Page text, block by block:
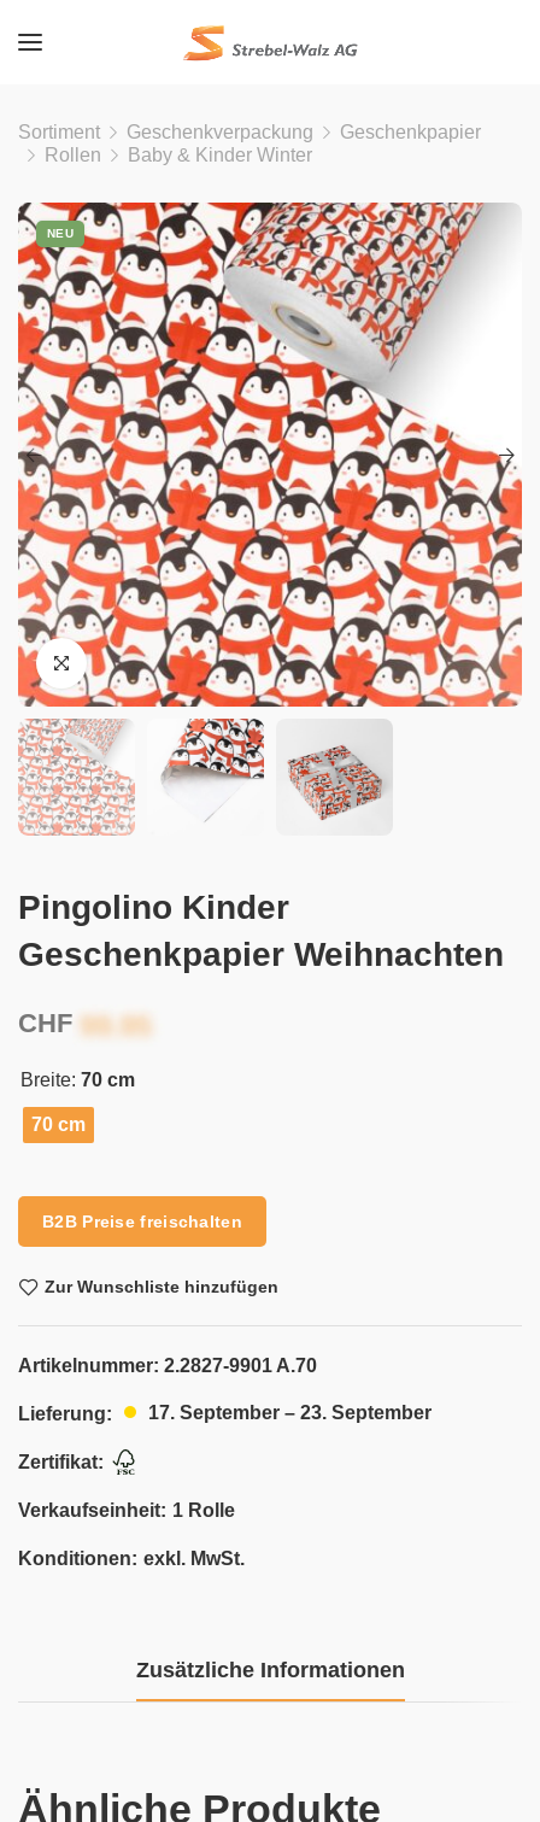
Sortiment Geschenkverpackung
Geschenkpapier
Rollen
Baby & Kinder Winter
NEU
Pingolino Kinder
Geschenkpapier Weihnachten
CHF
Breite: 70 cm
70 cm
B2B Preise freischalten
Zur Wunschliste hinzufügen
Artikelnummer: 2.2827-9901 A.70
Lieferung: 17. September – 23. September
Zertifikat:
Verkaufseinheit: 1 Rolle
Konditionen: exkl. MwSt.
Zusätzliche Informationen
Ähnliche Produkte